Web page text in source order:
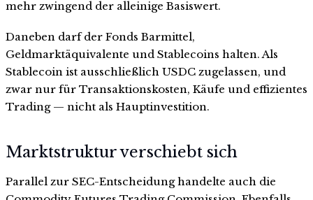
mehr zwingend der alleinige Basiswert.
Daneben darf der Fonds Barmittel,
Geldmarktäquivalente und Stablecoins halten. Als
Stablecoin ist ausschließlich USDC zugelassen, und
zwar nur für Transaktionskosten, Käufe und effizientes
Trading — nicht als Hauptinvestition.
Marktstruktur verschiebt sich
Parallel zur SEC-Entscheidung handelte auch die